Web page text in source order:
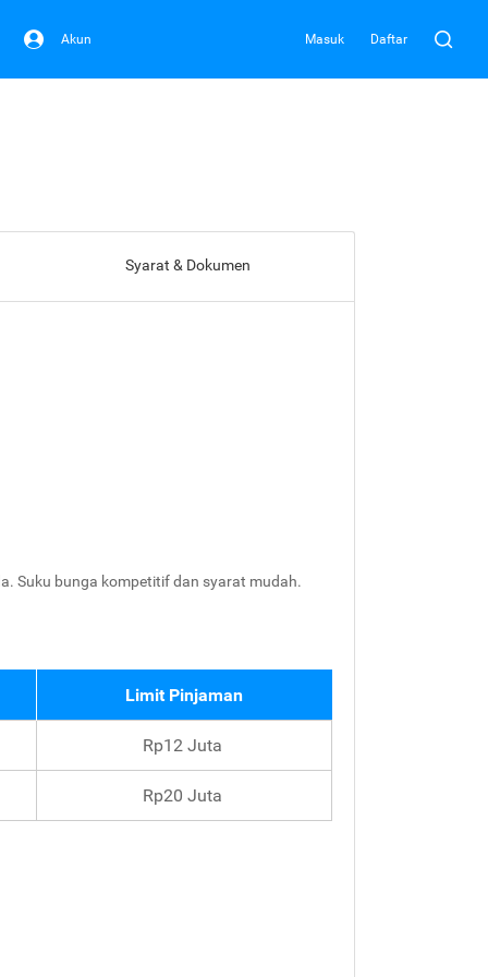
Akun Masuk Daftar
Syarat & Dokumen
Suku bunga kompetitif dan syarat mudah.
Limit Pinjaman
Rp12 Juta
Rp20 Juta